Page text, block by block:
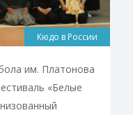
Кюдо в России
им. Платонова
«Белые